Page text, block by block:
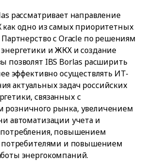
рассматривает направление
одно из самых приоритетных
с Oracle по решениям
и ЖКХ и создание
позволят IBS Borlas расширить
эффективно осуществлять ИТ-
актуальных задач российских
связанных с
розничного рынка, увеличением
автоматизации учета и
повышением
потребителями и повышением
энергокомпаний.